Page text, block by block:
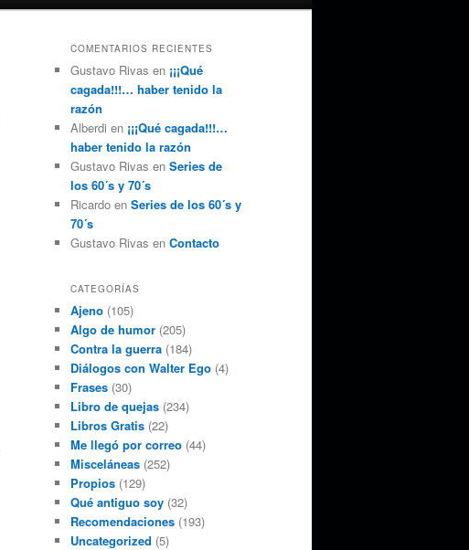
COMENTARIOS RECIENTES
Gustavo Rivas en ¡¡¡Qué
cagada!!!… haber tenido la
razón
Alberdi en ¡¡¡Qué cagada!!!…
haber tenido la razón
Gustavo Rivas en Series de
los 60´s y 70´s
Ricardo en Series de los 60´s y
70´s
Gustavo Rivas en Contacto
CATEGORÍAS
Ajeno (105)
Algo de humor (205)
Contra la guerra (184)
Diálogos con Walter Ego (4)
Frases (30)
Libro de quejas (234)
Libros Gratis (22)
Me llegó por correo (44)
Misceláneas (252)
Propios (129)
Qué antiguo soy (32)
Recomendaciones (193)
Uncategorized (5)